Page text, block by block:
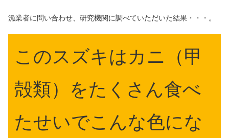
漁業者に問い合わせ、研究機関に調べていただいた結果・・・。
このスズキはカニ（甲
殻類）をたくさん食べ
たせいでこんな色にな